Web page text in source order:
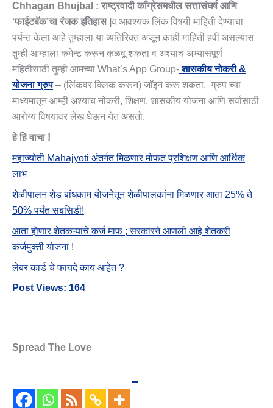
Chhagan Bhujbal : राष्ट्रवादी काँग्रेसमधील सत्तासंघर्ष आणि
‘फाईटबॅक’चा रंजक इतिहास व आवश्यक लिंक विषयी माहिती देण्याचा
पर्यन्त केला आहे तुम्हाला या व्यतिरिक्त अजून काही माहिती हवी असल्यास
तुम्ही आम्हाला कमेन्ट करून कळवू शकता व अश्याच अभ्यासपूर्ण
महितीसाठी तुम्ही आमच्या What’s App Group-शासकीय नोकरी &
योजना ग्रुप– (लिंकवर क्लिक करून) जॉइन करू शकता. ग्रुप च्या
माध्यमातून आम्ही अश्याच नोकरी, शिक्षण, शासकीय योजना आणि सर्वांसाठी
आरोग्य विषयावर लेख घेऊन येत असतो.
हे हि वाचा !
महाज्योती Mahajyoti अंतर्गत मिळणार मोफत प्रशिक्षण आणि आर्थिक
लाभ
शेळीपालन शेड बांधकाम योजनेतून शेळीपालकांना मिळणार आता 25% ते
50% पर्यंत सबसिडी!
आता होणार शेतकऱ्याचे कर्ज माफ ; सरकारने आणली आहे शेतकरी
कर्जमुक्ती योजना !
लेबर कार्ड चे फायदे काय आहेत ?
Post Views: 164
Spread The Love